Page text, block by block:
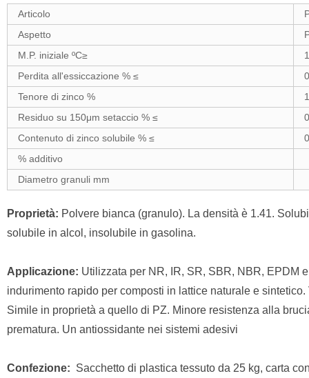
Articolo
Aspetto
M.P. iniziale ºC≥
Perdita all'essiccazione % ≤
Tenore di zinco %
Residuo su 150μm setaccio % ≤
Contenuto di zinco solubile % ≤
% additivo
Diametro granuli mm
Proprietà: Polvere bianca (granulo). La densità è 1.41.
solubile in alcol, insolubile in gasolina.
Applicazione: Utilizzata per NR, IR, SR, SBR, NBR, EPDM
indurimento rapido per composti in lattice naturale e
Simile in proprietà a quello di PZ. Minore resistenza alla
prematura. Un antiossidante nei sistemi adesivi
Confezione: Sacchetto di plastica tessuto da 25 kg, carta